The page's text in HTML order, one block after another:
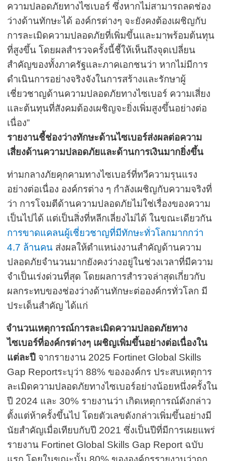
ความปลอดภัยทางไซเบอร์ ซึ่งหากไม่สามารถลดช่อง
ว่างด้านทักษะได้ องค์กรต่างๆ จะยังคงต้องเผชิญกับ
การละเมิดความปลอดภัยที่เพิ่มขึ้นและมาพร้อมต้นทุน
ที่สูงขึ้น โดยผลสำรวจครั้งนี้ชี้ให้เห็นถึงจุดเปลี่ยน
สำคัญของทั้งภาครัฐและภาคเอกชนว่า หากไม่มีการ
ดำเนินการอย่างจริงจังในการสร้างและรักษาผู้
เชี่ยวชาญด้านความปลอดภัยทางไซเบอร์ ความเสี่ยง
และต้นทุนที่สังคมต้องเผชิญจะยิ่งเพิ่มสูงขึ้นอย่างต่อ
เนื่อง”
รายงานชี้ช่องว่างทักษะด้านไซเบอร์ส่งผลต่อความ
เสี่ยงด้านความปลอดภัยและด้านการเงินมากยิ่งขึ้น
ท่ามกลางภัยคุกคามทางไซเบอร์ที่ทวีความรุนแรง
อย่างต่อเนื่อง องค์กรต่าง ๆ กำลังเผชิญกับความจริงที่
ว่า การโจมตีด้านความปลอดภัยไม่ใช่เรื่องของความ
เป็นไปได้ แต่เป็นสิ่งที่หลีกเลี่ยงไม่ได้ ในขณะเดียวกัน
การขาดแคลนผู้เชี่ยวชาญที่มีทักษะทั่วโลกมากกว่า
4.7 ล้านคน ส่งผลให้ตำแหน่งงานสำคัญด้านความ
ปลอดภัยจำนวนมากยังคงว่างอยู่ในช่วงเวลาที่มีความ
จำเป็นเร่งด่วนที่สุด โดยผลการสำรวจล่าสุดเกี่ยวกับ
ผลกระทบของช่องว่างด้านทักษะต่อองค์กรทั่วโลก มี
ประเด็นสำคัญ ได้แก่
จำนวนเหตุการณ์การละเมิดความปลอดภัยทาง
ไซเบอร์ที่องค์กรต่างๆ เผชิญเพิ่มขึ้นอย่างต่อเนื่องใน
แต่ละปี จากรายงาน 2025 Fortinet Global Skills
Gap Reportระบุว่า88% ขององค์กร ประสบเหตุการ
ละเมิดความปลอดภัยทางไซเบอร์อย่างน้อยหนึ่งครั้งใน
ปี 2024 และ 30% รายงานว่า เกิดเหตุการณ์ดังกล่าว
ตั้งแต่ห้าครั้งขึ้นไป โดยตัวเลขดังกล่าวเพิ่มขึ้นอย่างมี
นัยสำคัญเมื่อเทียบกับปี 2021 ซึ่งเป็นปีที่มีการเผยแพร่
รายงาน Fortinet Global Skills Gap Report ฉบับ